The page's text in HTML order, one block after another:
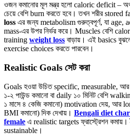
ওজন কমানোর মূল মন্ত্র হলো caloric deficit –
চেয়ে বেশি burn করতে হবে। তখন শরীর stored
loss এর জন্য metabolism গুরুত্বপূর্ণ, যা
mass-এর উপর নির্ভর করে। Muscles বেশি
training weight loss বাড়ায়। এই basics
exercise choices করতে পারবেন।
Realistic Goals সেট করা
Goals হওয়া উচিত specific, measurable,
১-২ পাউন্ড কমানো বা daily ১০ মিনিট বেশি
১ মাসে ৪ কেজি কমানো) motivation দেয়, আর
BMI কমানো) দিক দেখায়। Bengali diet
female এ realistic targets ফ্রাস্ট্রেশন কমায়।
sustainable।